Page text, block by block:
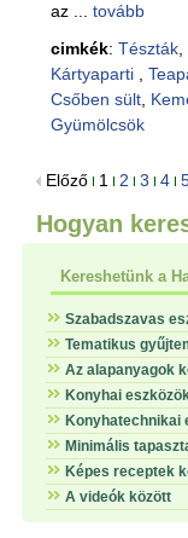
az ... tovább
cimkék: Tészták,
Kártyaparti
Csőben sült,
Gyümölcsök
Előző 1 2 3 4
Hogyan
Kereshetünk a
Szabadszavas
Tematikus
Az alapanyagok
Konyhai
Konyhatechnikai
Minimális
Képes receptek
A videók között